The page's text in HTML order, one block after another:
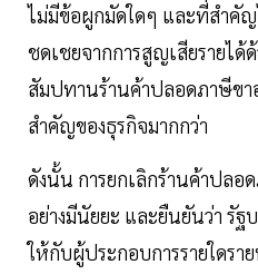
ไม่มีข้อผูกมัดใดๆ และที่สำคัญ
ชดเชยจากการสูญเสียรายได้
สัมปทานร้านค้าปลอดภาษีขา
สำคัญของธุรกิจมากกว่า
ดังนั้น การยกเลิกร้านค้าปลอ
อย่างมีนัยยะ และยืนยันว่า รั
ให้กับผู้ประกอบการรายใดร